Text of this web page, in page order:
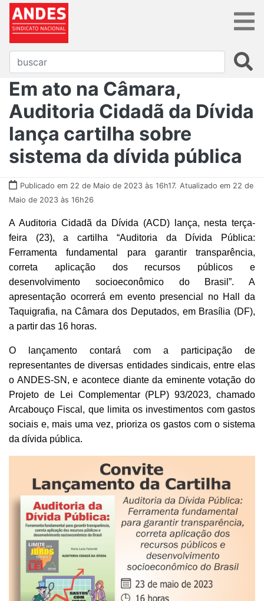
Em ato na Câmara,
Auditoria Cidadã da Dívida
lança cartilha sobre
sistema da dívida pública
Publicado em 22 de Maio de 2023 às 16h17. Atualizado em 22 de
Maio de 2023 às 16h26
A Auditoria Cidadã da Dívida (ACD) lança, nesta terça-
feira (23), a cartilha “Auditoria da Dívida Pública:
Ferramenta fundamental para garantir transparência,
correta aplicação dos recursos públicos e
desenvolvimento socioeconômico do Brasil”. A
apresentação ocorrerá em evento presencial no Hall da
Taquigrafia, na Câmara dos Deputados, em Brasília (DF),
a partir das 16 horas.
O lançamento contará com a participação de
representantes de diversas entidades sindicais, entre elas
o ANDES-SN, e acontece diante da eminente votação do
Projeto de Lei Complementar (PLP) 93/2023, chamado
Arcabouço Fiscal, que limita os investimentos com gastos
sociais e, mais uma vez, prioriza os gastos com o sistema
da dívida pública.